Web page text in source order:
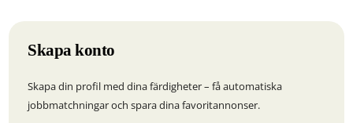
Skapa konto
Skapa din profil med dina färdigheter – få automatiska
jobbmatchningar och spara dina favoritannonser.